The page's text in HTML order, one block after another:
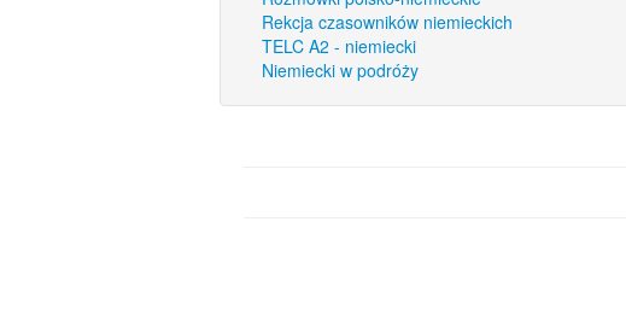
Rekcja czasowników niemieckich
TELC A2 - niemiecki
Niemiecki w podróży